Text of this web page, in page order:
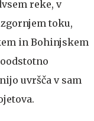
reke, v
toku,
in Bohinjskem
uvršča v sam